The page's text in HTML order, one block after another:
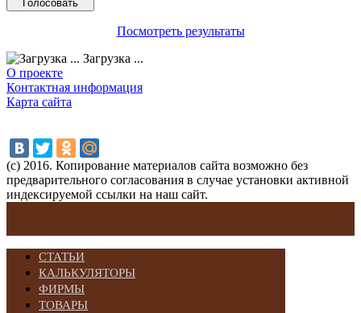
Посмотреть результаты
Загрузка ...
О проекте
Контактная информация
Карта сайта
(с) 2016. Копирование материалов сайта возможно без
предварительного согласования в случае установки активной
индексируемой ссылки на наш сайт.
СТАТЬИ
КАЛЬКУЛЯТОРЫ
ФИРМЫ
ТОВАРЫ